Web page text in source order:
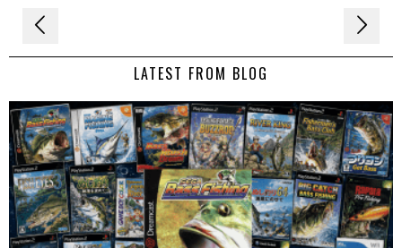
Navigation
de LATEST FROM BLOG